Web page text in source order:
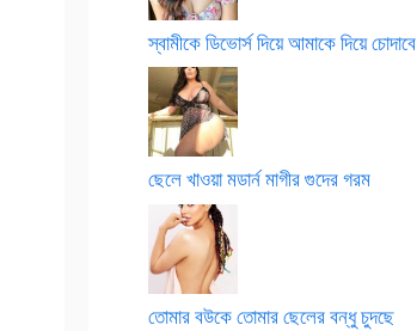
স্বামীকে ডিভোর্স দিয়ে আমাকে দিয়ে চোদাবে
ছেলে খাওয়া মডার্ন মাগীর গুদের গরম
তোমার বউকে তোমার ছেলের বন্ধু চুদছে